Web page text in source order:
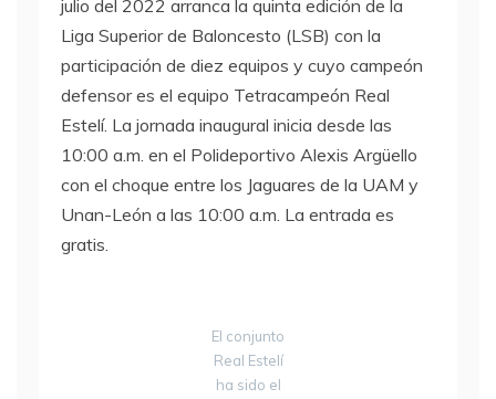
julio del 2022 arranca la quinta edición de la
Liga Superior de Baloncesto (LSB) con la
participación de diez equipos y cuyo campeón
defensor es el equipo Tetracampeón Real
Estelí. La jornada inaugural inicia desde las
10:00 a.m. en el Polideportivo Alexis Argüello
con el choque entre los Jaguares de la UAM y
Unan-León a las 10:00 a.m. La entrada es
gratis.
El conjunto
Real Estelí
ha sido el